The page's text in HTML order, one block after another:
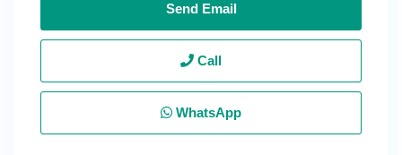
Send Email
Call
WhatsApp